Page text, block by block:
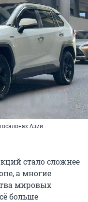
Азии
стало сложнее
а многие
мировых
больше